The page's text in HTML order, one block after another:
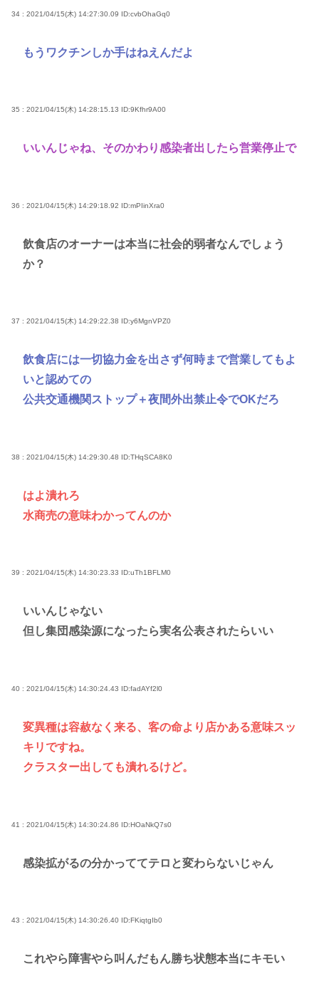
34 : 2021/04/15(木) 14:27:30.09 ID:cvbOhaGq0
もうワクチンしか手はねえんだよ
35 : 2021/04/15(木) 14:28:15.13 ID:9Kfhr9A00
いいんじゃね、そのかわり感染者出したら営業停止で
36 : 2021/04/15(木) 14:29:18.92 ID:mPIinXra0
飲食店のオーナーは本当に社会的弱者なんでしょう
か？
37 : 2021/04/15(木) 14:29:22.38 ID:y6MgnVPZ0
飲食店には一切協力金を出さず何時まで営業してもよ
いと認めての
公共交通機関ストップ＋夜間外出禁止令でOKだろ
38 : 2021/04/15(木) 14:29:30.48 ID:THqSCA8K0
はよ潰れろ
水商売の意味わかってんのか
39 : 2021/04/15(木) 14:30:23.33 ID:uTh1BFLM0
いいんじゃない
但し集団感染源になったら実名公表されたらいい
40 : 2021/04/15(木) 14:30:24.43 ID:fadAYf2l0
変異種は容赦なく来る、客の命より店かある意味スッ
キリですね。
クラスター出しても潰れるけど。
41 : 2021/04/15(木) 14:30:24.86 ID:HOaNkQ7s0
感染拡がるの分かっててテロと変わらないじゃん
43 : 2021/04/15(木) 14:30:26.40 ID:FKiqtgIb0
これやら障害やら叫んだもん勝ち状態本当にキモい